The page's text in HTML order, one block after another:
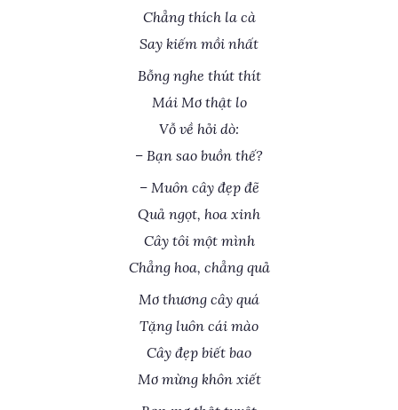
Chẳng thích la cà
Say kiếm mồi nhất
Bỗng nghe thút thít
Mái Mơ thật lo
Vỗ về hỏi dò:
– Bạn sao buồn thế?
– Muôn cây đẹp đẽ
Quả ngọt, hoa xinh
Cây tôi một mình
Chẳng hoa, chẳng quả
Mơ thương cây quá
Tặng luôn cái mào
Cây đẹp biết bao
Mơ mừng khôn xiết